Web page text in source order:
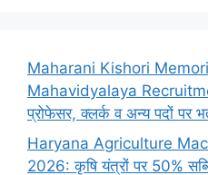
Maharani Kishori
Mahavidyalaya
प्रोफेसर, क्लर्क व अन्य पदों पर
Haryana Agriculture
2026: कृषि यंत्रों पर 50%